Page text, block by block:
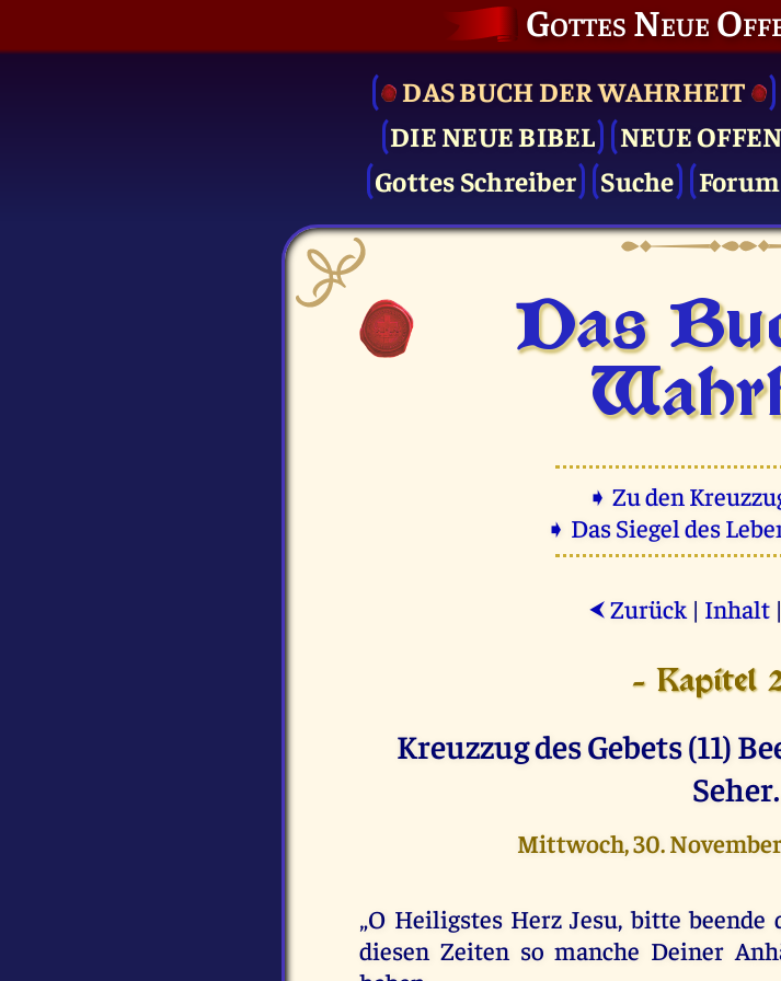
Gottes Neue
DAS BUCH DER WAHRHEIT
DIE NEUE BIBEL
NEUE
Gottes Schreiber
Suche Forum
Das
➧ Zu den
➧ Das Siegel des
⮜ Zurück | Inhalt
- Kapitel
Kreuzzug des Gebets (11)
Seher.
Mittwoch, 30.
„O Heiligstes Herz Jesu, bitte
diesen Zeiten so manche Deiner